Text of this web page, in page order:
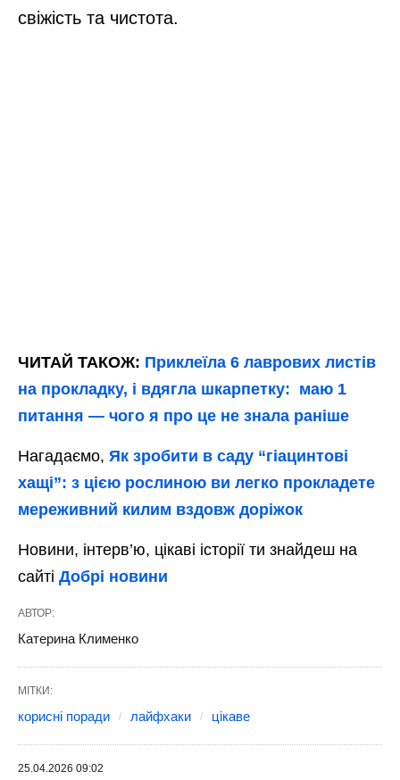
свіжість та чистота.
ЧИТАЙ ТАКОЖ: Приклеїла 6 лаврових листів
на прокладку, і вдягла шкарпетку: маю 1
питання — чого я про це не знала раніше
Нагадаємо, Як зробити в саду “гіацинтові
хащі”: з цією рослиною ви легко прокладете
мереживний килим вздовж доріжок
Новини, інтерв’ю, цікаві історії ти знайдеш на
сайті Добрі новини
АВТОР:
Катерина Клименко
МІТКИ:
корисні поради лайфхаки цікаве
25.04.2026 09:02